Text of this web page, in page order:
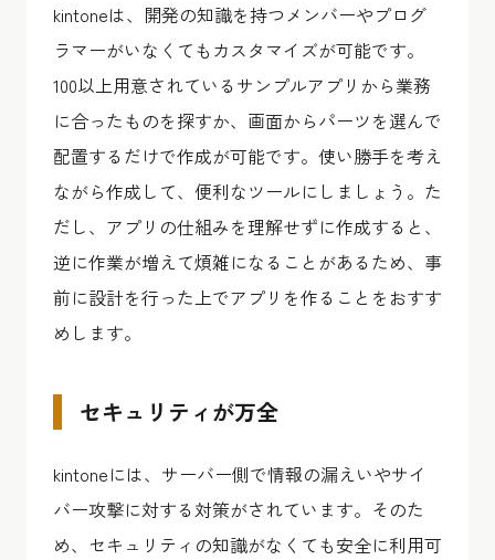
kintoneは、開発の知識を持つメンバーやプログ
ラマーがいなくてもカスタマイズが可能です。
100以上用意されているサンプルアプリから業務
に合ったものを探すか、画面からパーツを選んで
配置するだけで作成が可能です。使い勝手を考え
ながら作成して、便利なツールにしましょう。た
だし、アプリの仕組みを理解せずに作成すると、
逆に作業が増えて煩雑になることがあるため、事
前に設計を行った上でアプリを作ることをおすす
めします。
セキュリティが万全
kintoneには、サーバー側で情報の漏えいやサイ
バー攻撃に対する対策がされています。そのた
め、セキュリティの知識がなくても安全に利用可